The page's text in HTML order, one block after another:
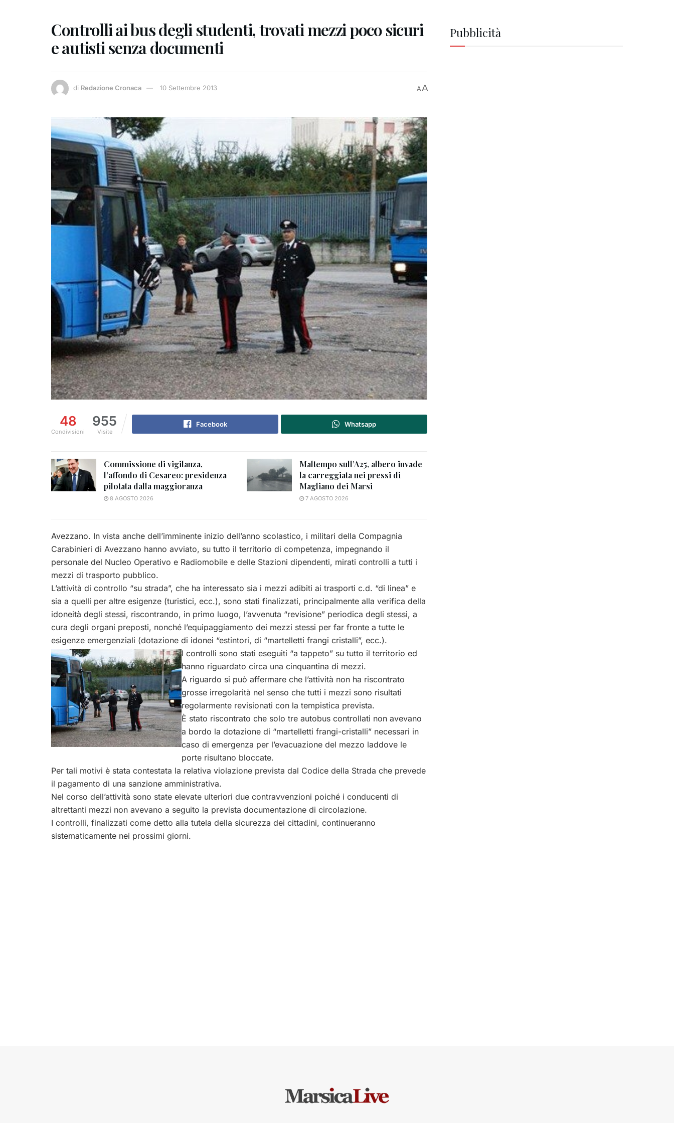
Controlli ai bus degli studenti, trovati mezzi poco sicuri
e autisti senza documenti
di Redazione Cronaca 10 Settembre 2013 AA
48
Condivisioni
955
Visite
Facebook Whatsapp
Commissione di vigilanza,
l’affondo di Cesareo: presidenza
pilotata dalla maggioranza
8 AGOSTO 2026
Maltempo sull’A25, albero invade
la carreggiata nei pressi di
Magliano dei Marsi
7 AGOSTO 2026
Avezzano. In vista anche dell’imminente inizio dell’anno scolastico, i militari della Compagnia
Carabinieri di Avezzano hanno avviato, su tutto il territorio di competenza, impegnando il
personale del Nucleo Operativo e Radiomobile e delle Stazioni dipendenti, mirati controlli a tutti i
mezzi di trasporto pubblico.
L’attività di controllo “su strada”, che ha interessato sia i mezzi adibiti ai trasporti c.d. “di linea” e
sia a quelli per altre esigenze (turistici, ecc.), sono stati finalizzati, principalmente alla verifica della
idoneità degli stessi, riscontrando, in primo luogo, l’avvenuta “revisione” periodica degli stessi, a
cura degli organi preposti, nonché l’equipaggiamento dei mezzi stessi per far fronte a tutte le
esigenze emergenziali (dotazione di idonei “estintori, di “martelletti frangi cristalli”, ecc.).
I controlli sono stati eseguiti “a tappeto” su tutto il territorio ed
hanno riguardato circa una cinquantina di mezzi.
A riguardo si può affermare che l’attività non ha riscontrato
grosse irregolarità nel senso che tutti i mezzi sono risultati
regolarmente revisionati con la tempistica prevista.
È stato riscontrato che solo tre autobus controllati non avevano
a bordo la dotazione di “martelletti frangi-cristalli” necessari in
caso di emergenza per l’evacuazione del mezzo laddove le
porte risultano bloccate.
Per tali motivi è stata contestata la relativa violazione prevista dal Codice della Strada che prevede
il pagamento di una sanzione amministrativa.
Nel corso dell’attività sono state elevate ulteriori due contravvenzioni poiché i conducenti di
altrettanti mezzi non avevano a seguito la prevista documentazione di circolazione.
I controlli, finalizzati come detto alla tutela della sicurezza dei cittadini, continueranno
sistematicamente nei prossimi giorni.
Pubblicità